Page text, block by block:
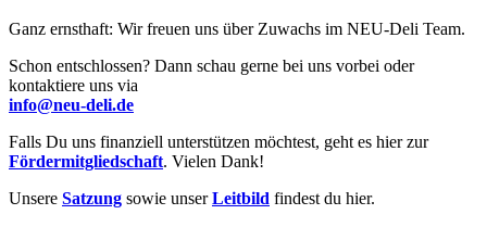
Ganz ernsthaft: Wir freuen uns über Zuwachs im NEU-Deli Team.
Schon entschlossen? Dann schau gerne bei uns vorbei oder
kontaktiere uns via
info@neu-deli.de
Falls Du uns finanziell unterstützen möchtest, geht es hier zur
Fördermitgliedschaft. Vielen Dank!
Unsere Satzung sowie unserLeitbild findest du hier.